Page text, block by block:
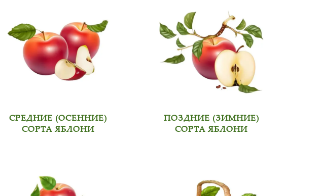
СРЕДНИЕ (ОСЕННИЕ)
СОРТА ЯБЛОНИ
ПОЗДНИЕ (ЗИМНИЕ)
СОРТА ЯБЛОНИ